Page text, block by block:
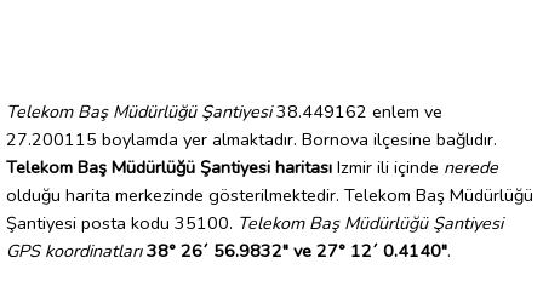
Telekom Baş Müdürlüğü Şantiyesi38.449162 enlem ve
27.200115 boylamda yer almaktadır. Bornova ilçesine bağlıdır.
Telekom Baş Müdürlüğü Şantiyesi haritası Izmir ili içinde nerede
olduğu harita merkezinde gösterilmektedir. Telekom Baş Müdürlüğü
Şantiyesi posta kodu 35100. Telekom Baş Müdürlüğü Şantiyesi
GPS koordinatları 38° 26´ 56.9832" ve 27° 12´ 0.4140".